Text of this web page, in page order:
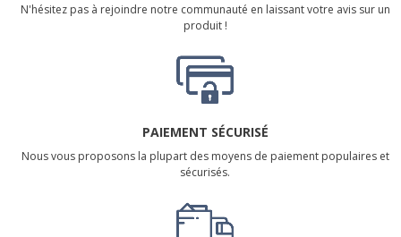
N'hésitez pas à rejoindre notre communauté en laissant votre avis sur un
produit !
PAIEMENT SÉCURISÉ
Nous vous proposons la plupart des moyens de paiement populaires et
sécurisés.